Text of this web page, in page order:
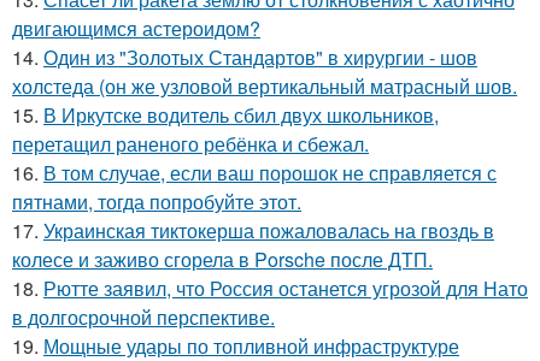
двигающимся астероидом?
14. Один из "Золотых Стандартов" в хирургии - шов
холстеда (он же узловой вертикальный матрасный шов.
15. В Иркутске водитель сбил двух школьников,
перетащил раненого ребёнка и сбежал.
16. В том случае, если ваш порошок не справляется с
пятнами, тогда попробуйте этот.
17. Украинская тиктокерша пожаловалась на гвоздь в
колесе и заживо сгорела в Porsche после ДТП.
18. Рютте заявил, что Россия останется угрозой для Нато
в долгосрочной перспективе.
19. Мощные удары по топливной инфраструктуре